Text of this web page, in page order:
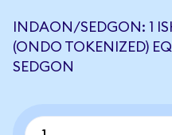
INDAON/SEDGON: 1
(ONDO TOKENIZED)
SEDGON